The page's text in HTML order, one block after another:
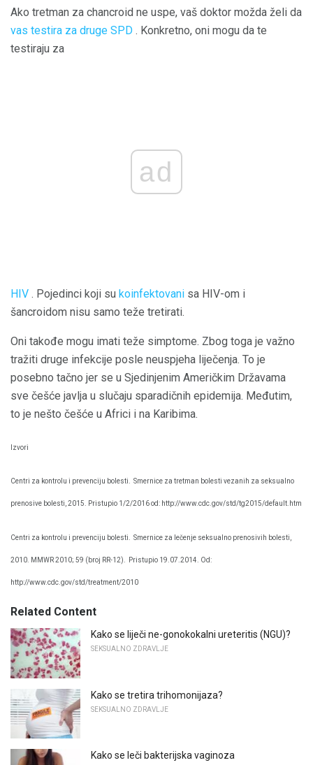
Ako tretman za chancroid ne uspe, vaš doktor možda želi da
vas testira za druge SPD . Konkretno, oni mogu da te
testiraju za
ad
HIV . Pojedinci koji su koinfektovani sa HIV-om i
šancroidom nisu samo teže tretirati.
Oni takođe mogu imati teže simptome. Zbog toga je važno
tražiti druge infekcije posle neuspjeha liječenja. To je
posebno tačno jer se u Sjedinjenim Američkim Državama
sve češće javlja u slučaju sparadičnih epidemija. Međutim,
to je nešto češće u Africi i na Karibima.
Izvori
Centri za kontrolu i prevenciju bolesti. Smernice za tretman bolesti vezanih za seksualno
prenosive bolesti, 2015. Pristupio 1/2/2016 od: http://www.cdc.gov/std/tg2015/default.htm
Centri za kontrolu i prevenciju bolesti. Smernice za lečenje seksualno prenosivih bolesti,
2010. MMWR 2010; 59 (broj RR-12). Pristupio 19.07.2014. Od:
http://www.cdc.gov/std/treatment/2010
Related Content
Kako se liječi ne-gonokokalni ureteritis (NGU)?
SEKSUALNO ZDRAVLJE
Kako se tretira trihomonijaza?
SEKSUALNO ZDRAVLJE
Kako se leči bakterijska vaginoza